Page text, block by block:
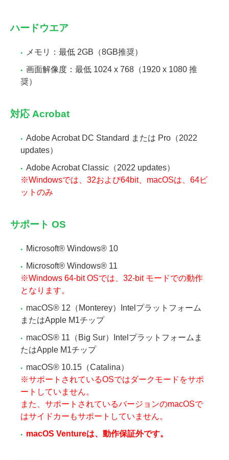
ハードウエア
メモリ：最低 2GB（8GB推奨）
画面解像度：最低 1024 x 768（1920 x 1080 推
奨）
対応 Acrobat
Adobe Acrobat DC Standard または Pro（2022
updates）
Adobe Acrobat Classic（2022 updates）
※Windowsでは、32および64bit、macOSは、64ビ
ットのみ
サポート OS
Microsoft® Windows® 10
Microsoft® Windows® 11
※Windows 64-bit OSでは、32-bit モードでの動作
となります。
macOS® 12（Monterey）Intelプラットフォーム
またはApple M1チップ
macOS® 11（Big Sur）Intelプラットフォームま
たはApple M1チップ
macOS® 10.15（Catalina）
※サポートされているOSではダークモードをサポ
ートしていません。
また、サポートされているバージョンのmacOSで
はサイドカーもサポートしていません。
macOS Ventureは、動作保証外です。